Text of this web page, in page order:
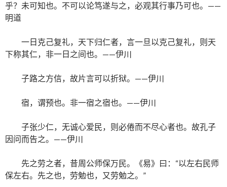
乎？未可知也。不可以论笃遂与之，必观其行事乃可也。——
明道
一日克己复礼，天下归仁者，言一旦以克己复礼，则天
下称其仁，非一日之间也。——伊川
子路之方信，故片言可以折狱。——伊川
宿，谓预也。非一宿之宿也。——伊川
子张少仁，无诚心爱民，则必倦而不尽心者也。故孔子
因问而告之。——伊川
先之劳之者，昔周公师保万民。《易》曰：“以左右民师
保左右。先之也，劳勉也，又劳勉之。”